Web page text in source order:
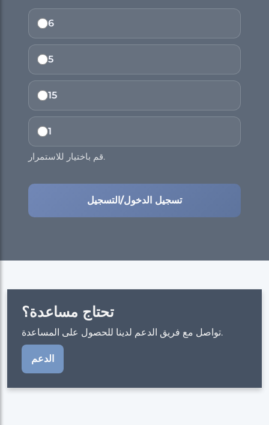
6
5
15
1
قم باختيار للاستمرار.
تسجيل الدخول/التسجيل
تحتاج مساعدة؟
تواصل مع فريق الدعم لدينا للحصول على المساعدة.
الدعم